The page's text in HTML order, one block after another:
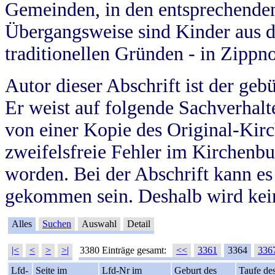
Gemeinden, in den
Übergangsweise sind Kinder aus
traditionellen Gründen - in
Autor dieser Abschrift ist der
Er weist auf folgende
von einer Kopie des Original-
zweifelsfreie Fehler im
worden. Bei der Abschrift kann
gekommen sein. Deshalb wird
Alles Suchen Auswahl Detail
|< < > >| 3380 Einträge gesamt: << 3361 3364
Lfd-
Seite im Lfd-Nr im Geburt des Taufe